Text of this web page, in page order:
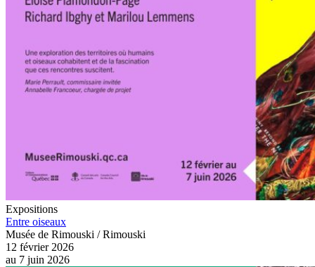
Expositions
Entre oiseaux
Musée de Rimouski / Rimouski
12 février 2026
au 7 juin 2026